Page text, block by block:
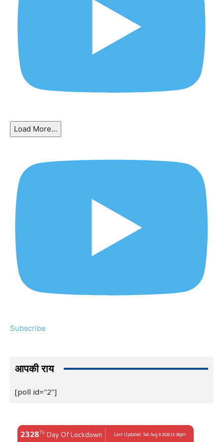
Load More...
Subscribe
आपकी राय
[poll id="2"]